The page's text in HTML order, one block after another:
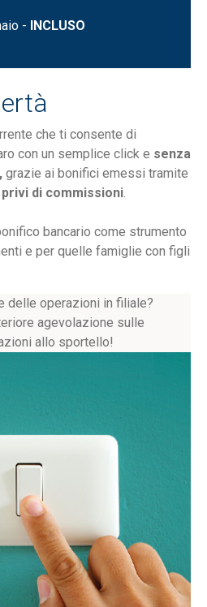
- INCLUSO
che ti consente di
con un semplice click e senza
grazie ai bonifici emessi tramite
privi di commissioni.
bancario come strumento
e per quelle famiglie con figli
delle operazioni in filiale?
agevolazione sulle
allo sportello!